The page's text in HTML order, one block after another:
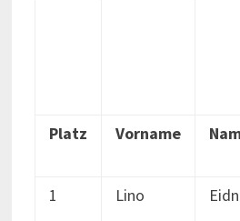
Platz Vorname
1 Lino